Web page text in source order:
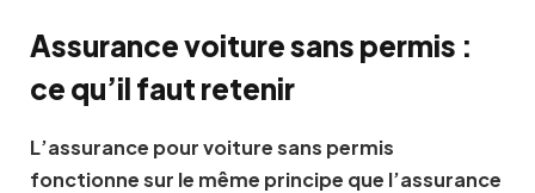
Assurance voiture sans permis :
ce qu’il faut retenir
L’assurance pour voiture sans permis
fonctionne sur le même principe que l’assurance